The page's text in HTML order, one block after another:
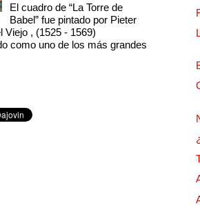
El cuadro de “La Torre de
Babel” fue pintado por Pieter
Viejo , (1525 - 1569)
como uno de los más grandes